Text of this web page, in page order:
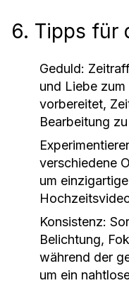
6. Tipps für
Geduld:
und Liebe
vorbereitet,
Bearbeitung
verschiedene
um
Konsistenz:
Belichtung,
während der
um ein